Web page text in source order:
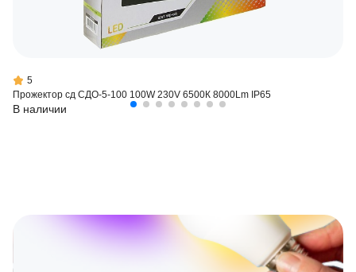
5
Прожектор сд СДО-5-100 100W 230V 6500К 8000Lm IP65
В наличии